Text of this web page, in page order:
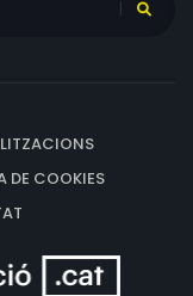
DE COOKIES